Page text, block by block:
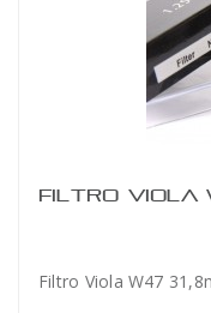
FILTRO VIOLA
Filtro Viola W47